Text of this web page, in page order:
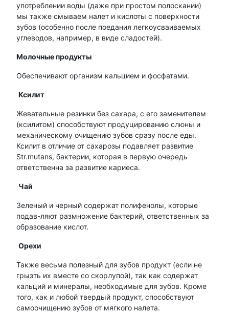
употреблении воды (даже при простом полоскании)
мы также смываем налет и кислоты с поверхности
зубов (особенно после поедания легкоусваиваемых
углеводов, например, в виде сладостей).
Молочные продукты
Обеспечивают организм кальцием и фосфатами.
Ксилит
Жевательные резинки без сахара, с его заменителем
(ксилитом) способствуют продуцированию слюны и
механическому очищению зубов сразу после еды.
Ксилит в отличие от сахарозы подавляет развитие
Str.mutans, бактерии, которая в первую очередь
ответственна за развитие кариеса.
Чай
Зеленый и черный содержат полифенолы, которые
подав-ляют размножение бактерий, ответственных за
образование кислот.
Орехи
Также весьма полезный для зубов продукт (если не
грызть их вместе со скорлупой), так как содержат
кальций и минералы, необходимые для зубов. Кроме
того, как и любой твердый продукт, способствуют
самоочищению зубов от мягкого налета.